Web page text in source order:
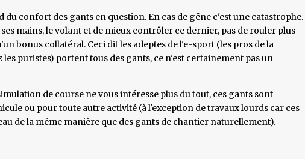
du confort des gants en question. En cas de gêne c'est une catastrophe.
mains, le volant et de mieux contrôler ce dernier, pas de rouler plus
bonus collatéral. Ceci dit les adeptes de l'e-sport (les pros de la
les puristes) portent tous des gants, ce n'est certainement pas un
de course ne vous intéresse plus du tout, ces gants sont
ou pour toute autre activité (à l'exception de travaux lourds car ces
de la même manière que des gants de chantier naturellement).